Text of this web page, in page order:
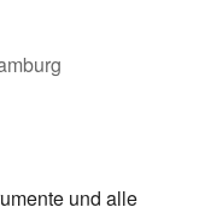
und alle